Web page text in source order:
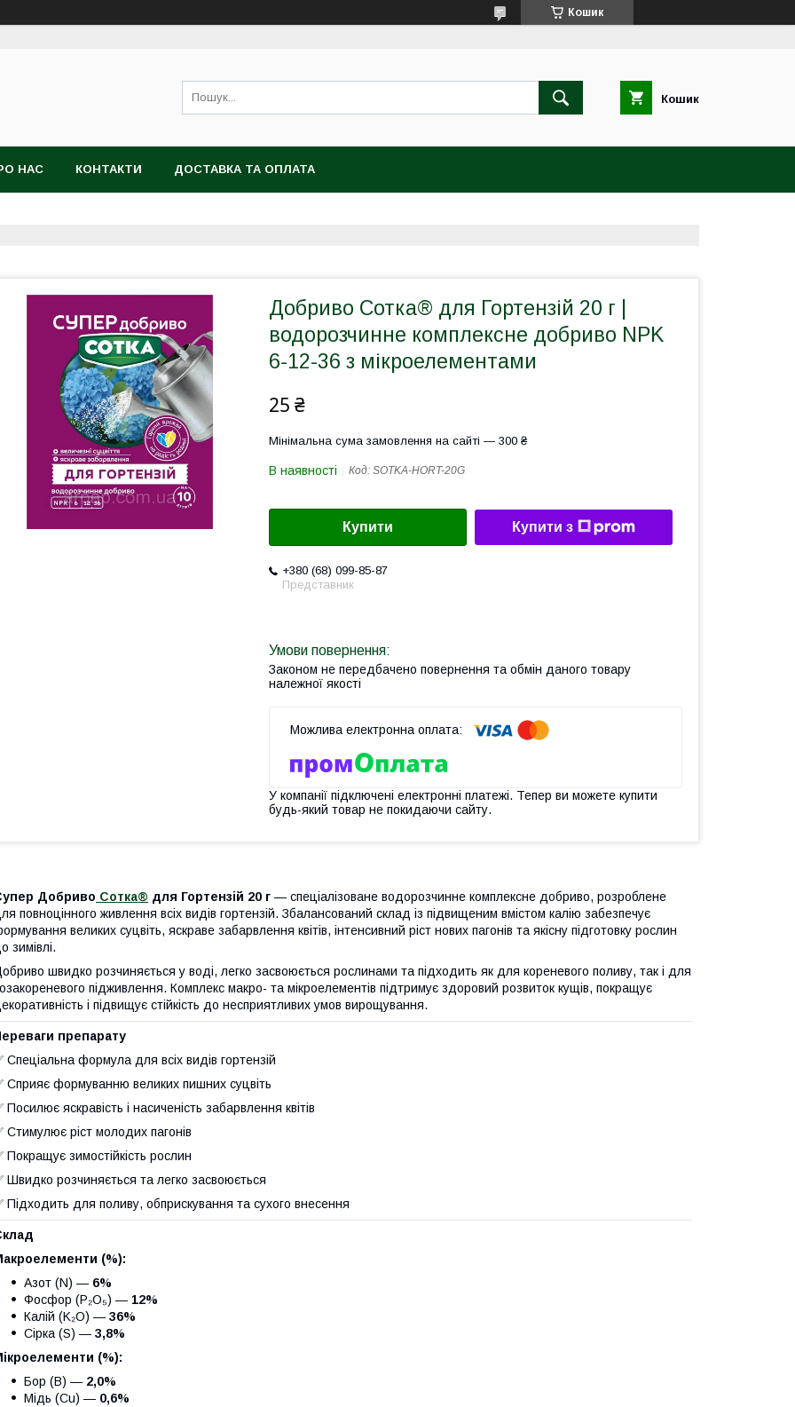
Кошик
Кошик
НАС КОНТАКТИ ДОСТАВКА ТА ОПЛАТА
Добриво Сотка® для Гортензій 20 г |
водорозчинне комплексне добриво NPK
6-12-36 з мікроелементами
25 ₴
Мінімальна сума замовлення на сайті — 300 ₴
В наявності Код: SOTKA-HORT-20G
Купити Купити з
+380 (68) 099-85-87
Представник
Законом не передбачено повернення та обмін даного товару
належної якості
У компанії підключені електронні платежі. Тепер ви можете купити
будь-який товар не покидаючи сайту.
Добриво Сотка® для Гортензій 20 г — спеціалізоване водорозчинне комплексне добриво, розроблене
повноцінного живлення всіх видів гортензій. Збалансований склад із підвищеним вмістом калію забезпечує
великих суцвіть, яскраве забарвлення квітів, інтенсивний ріст нових пагонів та якісну підготовку рослин
зимівлі.
швидко розчиняється у воді, легко засвоюється рослинами та підходить як для кореневого поливу, так і для
підживлення. Комплекс макро- та мікроелементів підтримує здоровий розвиток кущів, покращує
і підвищує стійкість до несприятливих умов вирощування.
препарату
Спеціальна формула для всіх видів гортензій
Сприяє формуванню великих пишних суцвіть
Посилює яскравість і насиченість забарвлення квітів
Стимулює ріст молодих пагонів
Покращує зимостійкість рослин
Швидко розчиняється та легко засвоюється
Підходить для поливу, обприскування та сухого внесення
(%):
Азот (N) — 6%
Фосфор (P₂O₅) — 12%
Калій (K₂O) — 36%
Сірка (S) — 3,8%
(%):
Бор (B) — 2,0%
Мідь (Cu) — 0,6%